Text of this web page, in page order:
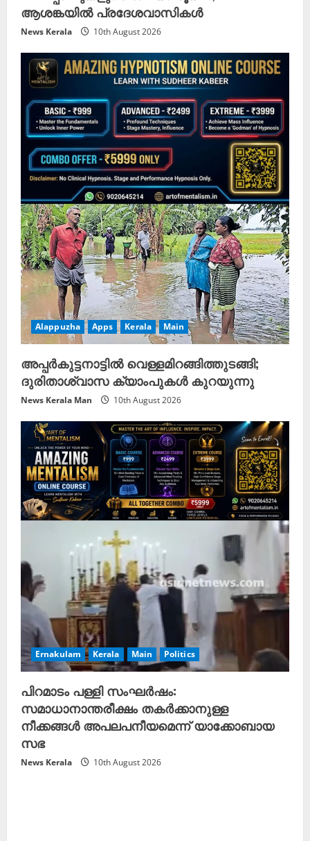
ആശങ്കയിൽ പ്രദേശവാസികൾ
News Kerala 10th August 2026
Alappuzha Apps Kerala Main
അപ്പർകുട്ടനാട്ടിൽ വെള്ളമിറങ്ങിത്തുടങ്ങി;
ദുരിതാശ്വാസ ക്യാംപുകൾ കുറയുന്നു
News Kerala Man 10th August 2026
Ernakulam Kerala Main Politics
പിറമാടം പള്ളി സംഘർഷം:
സമാധാനാന്തരീക്ഷം തകർക്കാനുള്ള
നീക്കങ്ങൾ അപലപനീയമെന്ന് യാക്കോബായ
സഭ
News Kerala 10th August 2026